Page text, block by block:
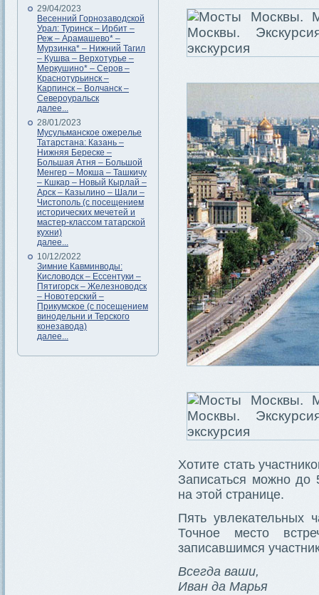
29/04/2023
Весенний Горнозаводской
Урал: Туринск – Ирбит –
Реж – Арамашево* –
Мурзинка* – Нижний Тагил
– Кушва – Верхотурье –
Меркушино* – Серов –
Краснотурьинск –
Карпинск – Волчанск –
Североуральск
далее...
28/01/2023
Мусульманское ожерелье
Татарстана: Казань –
Нижняя Береске –
Большая Атня – Большой
Менгер – Мокша – Ташкичу
– Кшкар – Новый Кырлай –
Арск – Казылино – Шали –
Чистополь (с посещением
исторических мечетей и
мастер-классом татарской
кухни)
далее...
10/12/2022
Зимние Кавминводы:
Кисловодск – Ессентуки –
Пятигорск – Железноводск
– Новотерский –
Прикумское (с посещением
винодельни и Терского
конезавода)
далее...
Хотите стать
Записаться можно до
на этой странице.
Пять увлекательных
Точное место
записавшимся
Всегда ваши,
Иван да Марья